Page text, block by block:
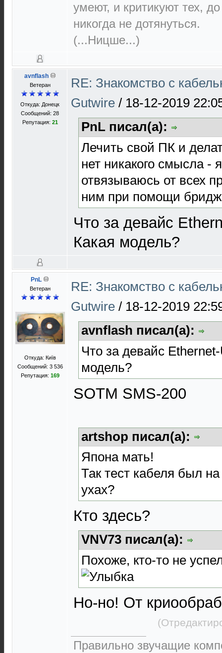
умеют, и критикуют тех,
никогда не дотянуться.
(...Ницше...)
avnflash
Ветеран
Откуда: Донецк
Сообщений: 28
Репутация: 21
RE: Знакомство с
Gutwire / 18-12-2019
PnL писал(а):
Лечить свой ПК и
нет никакого смысла -
отвязываюсь от всех
ним при помощи
Что за девайс
Какая модель?
PnL
Ветеран
Откуда: Київ
Сообщений: 3 536
Репутация: 169
RE: Знакомство с
Gutwire / 18-12-2019
avnflash писал(а):
Что за девайс
модель?
SOTM SMS-200
artshop писал(а):
Япона мать!
Так тест кабеля был
ухах?
Кто здесь?
VNV73 писал(а):
Похоже, кто-то не
Но-но! От
Правильно звучащие